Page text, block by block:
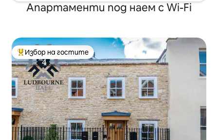
Апартаменти под наем с Wi-Fi
Най-популярен избор на гостите
Избор на гостите